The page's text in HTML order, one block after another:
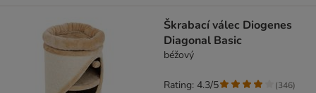
Škrabací válec Diogenes
Diagonal Basic
béžový
Rating: 4.3/5 (346)